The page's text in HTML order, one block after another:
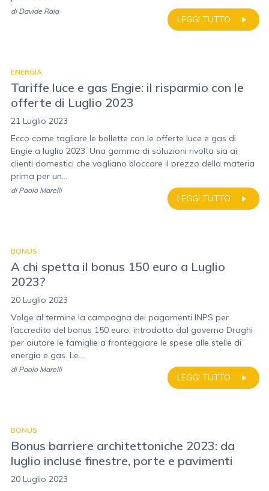
LEGGI TUTTO
di Davide Raia
ENERGIA
Tariffe luce e gas Engie: il risparmio con le
offerte di Luglio 2023
21 Luglio 2023
Ecco come tagliare le bollette con le offerte luce e gas di
Engie a luglio 2023. Una gamma di soluzioni rivolta sia ai
clienti domestici che vogliano bloccare il prezzo della materia
prima per un...
LEGGI TUTTO
di Paolo Marelli
BONUS
A chi spetta il bonus 150 euro a Luglio
2023?
20 Luglio 2023
Volge al termine la campagna dei pagamenti INPS per
l’accredito del bonus 150 euro, introdotto dal governo Draghi
per aiutare le famiglie a fronteggiare le spese alle stelle di
energia e gas. Le...
LEGGI TUTTO
di Paolo Marelli
BONUS
Bonus barriere architettoniche 2023: da
luglio incluse finestre, porte e pavimenti
20 Luglio 2023